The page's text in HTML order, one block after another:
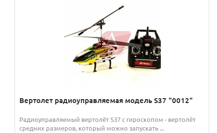
Вертолет радиоуправляемая модель S37 "0012"
Радиоуправляемый вертолёт S37 с гироскопом - вертолёт
средних размеров, который можно запускать ...